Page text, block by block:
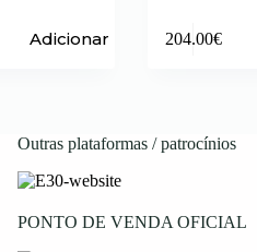
Adicionar 204.00€
Outras plataformas / patrocínios
PONTO DE VENDA OFICIAL